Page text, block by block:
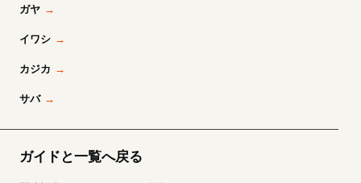
ガヤ
イワシ
カジカ
サバ
ガイドと一覧へ戻る